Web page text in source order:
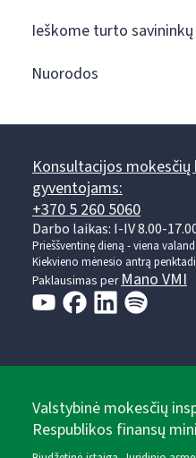
Ieškome turto savininkų
Nuorodos
Konsultacijos
gyventojams:
+370 5 260 5060
Darbo laikas: I-IV 8.00-
Prieššventinę dieną - viena
Kiekvieno mėnesio antrą
Paklausimas perMano VMI
Valstybinė mokesčių
Respublikos finansų